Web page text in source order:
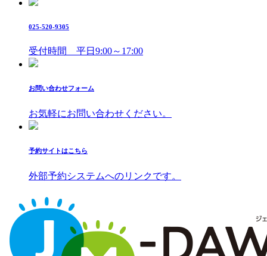
025-520-9305
受付時間 平日9:00～17:00
お問い合わせフォーム
お気軽にお問い合わせください。
予約サイトはこちら
外部予約システムへのリンクです。